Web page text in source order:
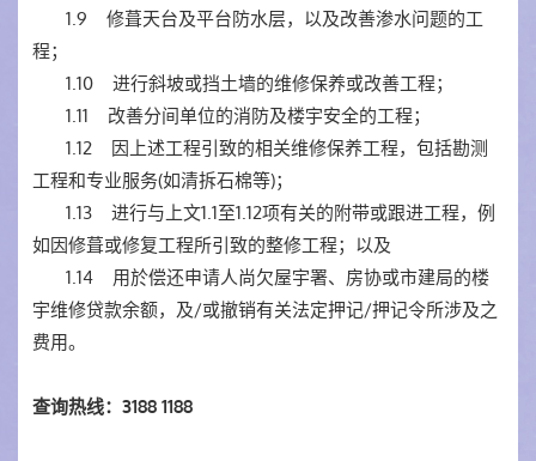
1.9 修葺天台及平台防水层，以及改善渗水问题的工
程；
1.10 进行斜坡或挡土墙的维修保养或改善工程；
1.11 改善分间单位的消防及楼宇安全的工程；
1.12 因上述工程引致的相关维修保养工程，包括勘测
工程和专业服务(如清拆石棉等)；
1.13 进行与上文1.1至1.12项有关的附带或跟进工程，例
如因修葺或修复工程所引致的整修工程；以及
1.14 用於偿还申请人尚欠屋宇署、房协或市建局的楼
宇维修贷款余额，及/或撤销有关法定押记/押记令所涉及之
费用。
查询热线：3188 1188